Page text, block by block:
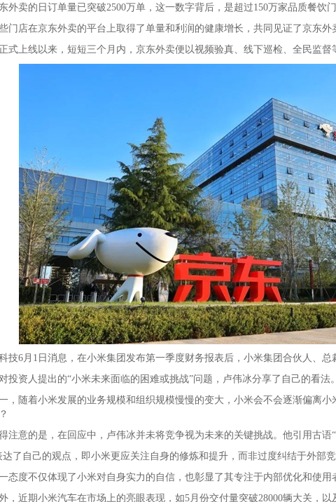
卖的日订单量已突破2500万单，这一数字背后，是超过150万家品质餐饮门
店在京东外卖的平台上取得了单量和利润的健康增长，共同见证了京东外
上线以来，短短三个月内，京东外卖便以视频验真、线下巡检、全民监督
6月1日消息，在小米集团发布第一季度财务报表后，小米集团合伙人、总
资人提出的“小米未来面临的困难或挑战”问题，卢伟冰分享了自己的看法。
随着小米发展的业务规模和组织规模慢慢的变大，小米会不会逐渐偏离小
意的是，在回应中，卢伟冰并未将竞争视为未来的关键挑战。他引用古语“
自己的观点，即小米更应关注自身的修炼和提升，而非过度纠结于外部竞
度不仅体现了小米对自身实力的自信，也彰显了其专注于内部优化和使用
近期小米汽车在市场上的亮眼表现，如5月份交付量突破28000辆大关，以